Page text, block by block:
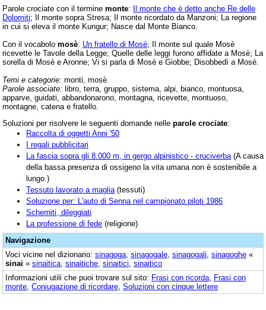
Parole crociate con il termine monte: Il monte che è detto anche Re delle
Dolomiti; Il monte sopra Stresa; Il monte ricordato da Manzoni; La regione
in cui si eleva il monte Kungur; Nasce dal Monte Bianco.
Con il vocabolo mosè: Un fratello di Mosè; Il monte sul quale Mosè
ricevette le Tavole della Legge; Quelle delle leggi furono affidate a Mosè; La
sorella di Mosè e Aronne; Vi si parla di Mosè e Giobbe; Disobbedì a Mosè.
Temi e categorie: monti, mosè.
Parole associate: libro, terra, gruppo, sistema, alpi, bianco, montuosa,
apparve, guidati, abbandonarono, montagna, ricevette, montuoso,
montagne, catena e fratello.
Soluzioni per risolvere le seguenti domande nelle parole crociate:
Raccolta di oggetti Anni '50
I regali pubblicitari
La fascia sopra gli 8.000 m, in gergo alpinistico - cruciverba (A causa
della bassa presenza di ossigeno la vita umana non è sostenibile a
lungo.)
Tessuto lavorato a maglia (tessuti)
Soluzione per: L'auto di Senna nel campionato piloti 1986
Scherniti, dileggiati
La professione di fede (religione)
Navigazione
Voci vicine nel dizionario: sinagoga sinagogale sinagogali sinagoghe «
sinai » sinaitica sinaitiche sinaitici sinaitico
Informazioni utili che puoi trovare sul sito: Frasi con ricorda Frasi con
monte Coniugazione di ricordare Soluzioni con cinque lettere